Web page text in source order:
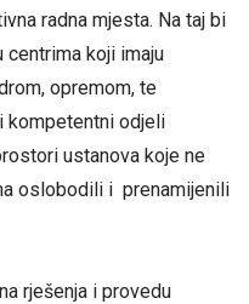
radna mjesta. Na taj bi
centrima koji imaju
opremom, te
kompetentni odjeli
ustanova koje ne
oslobodili i prenamijenili
rješenja i provedu